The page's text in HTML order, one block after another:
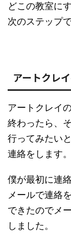
どこの教室に
次のステップで
アートクレ
アートクレイ
終わったら、
行ってみたい
連絡をします。
僕が最初に連
メールで連絡
できたのでメ
しました。